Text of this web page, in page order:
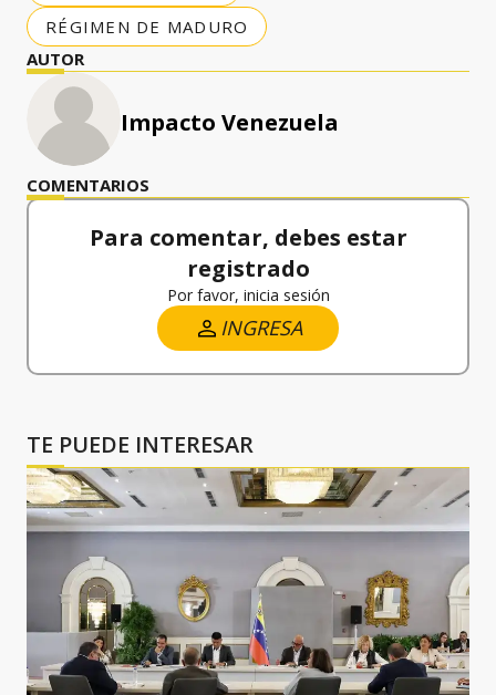
RÉGIMEN DE MADURO
AUTOR
Impacto Venezuela
COMENTARIOS
Para comentar, debes estar
registrado
Por favor, inicia sesión
INGRESA
TE PUEDE INTERESAR